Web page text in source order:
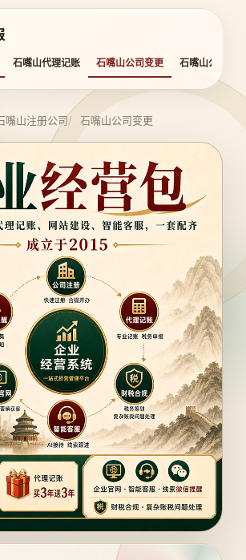
石嘴山代理记账 石嘴山公司变更 石嘴山公司注销
嘴山注册公司 石嘴山公司变更